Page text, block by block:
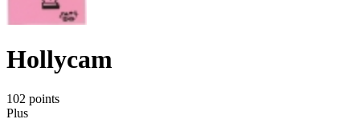
Hollycam
102 points
Plus